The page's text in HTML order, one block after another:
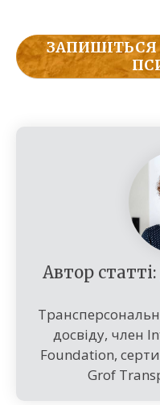
ЗАПИШІТЬСЯ
Автор статті:
досвіду, член
Foundation,
Grof